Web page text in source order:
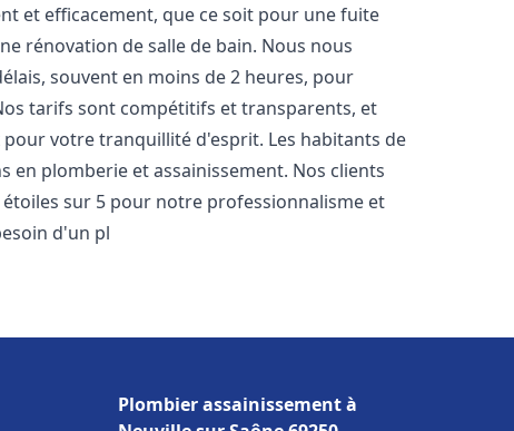
et efficacement, que ce soit pour une fuite
rénovation de salle de bain. Nous nous
souvent en moins de 2 heures, pour
tarifs sont compétitifs et transparents, et
votre tranquillité d'esprit. Les habitants de
en plomberie et assainissement. Nos clients
sur 5 pour notre professionnalisme et
d'un pl
Plombier assainissement à